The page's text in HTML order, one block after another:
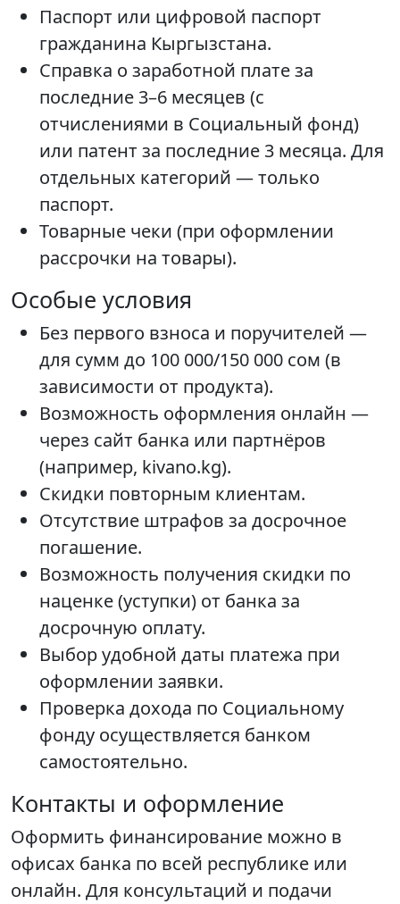
Паспорт или цифровой паспорт
гражданина Кыргызстана.
Справка о заработной плате за
последние 3–6 месяцев (с
отчислениями в Социальный фонд)
или патент за последние 3 месяца. Для
отдельных категорий — только
паспорт.
Товарные чеки (при оформлении
рассрочки на товары).
Особые условия
Без первого взноса и поручителей —
для сумм до 100 000/150 000 сом (в
зависимости от продукта).
Возможность оформления онлайн —
через сайт банка или партнёров
(например, kivano.kg).
Скидки повторным клиентам.
Отсутствие штрафов за досрочное
погашение.
Возможность получения скидки по
наценке (уступки) от банка за
досрочную оплату.
Выбор удобной даты платежа при
оформлении заявки.
Проверка дохода по Социальному
фонду осуществляется банком
самостоятельно.
Контакты и оформление
Оформить финансирование можно в
офисах банка по всей республике или
онлайн. Для консультаций и подачи